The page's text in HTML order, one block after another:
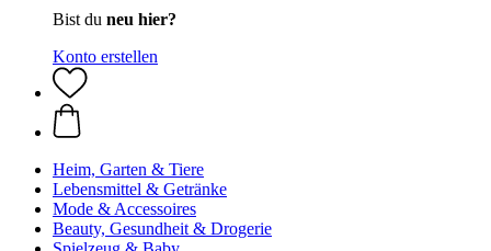
Bist du neu hier?
Konto erstellen
Heim, Garten & Tiere
Lebensmittel & Getränke
Mode & Accessoires
Beauty, Gesundheit & Drogerie